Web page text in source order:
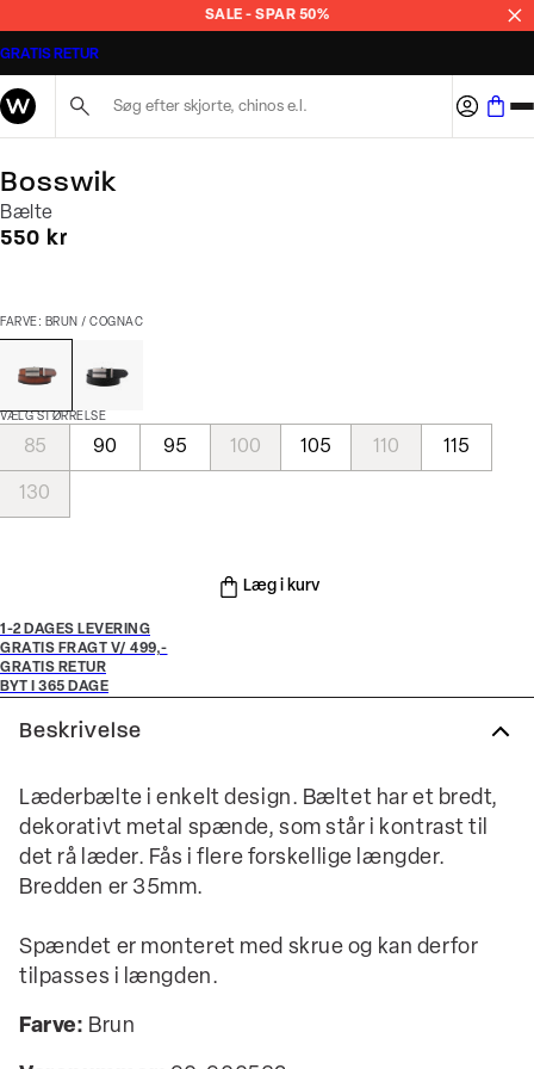
SALE - SPAR 50%
GRATIS RETUR
Bosswik
Bælte
I alt (inkl. rabat)
550 kr
FARVE: BRUN / COGNAC
VÆLG STØRRELSE
85 90 95 100 105 110 115
130
Læg i kurv
1-2 DAGES LEVERING
GRATIS FRAGT V/ 499,-
GRATIS RETUR
BYT I 365 DAGE
Beskrivelse
Læderbælte i enkelt design. Bæltet har et bredt,
dekorativt metal spænde, som står i kontrast til
det rå læder. Fås i flere forskellige længder.
Bredden er 35mm.
Spændet er monteret med skrue og kan derfor
tilpasses i længden.
Farve: Brun